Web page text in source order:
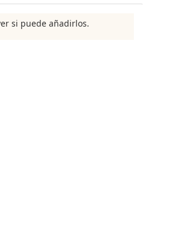
si puede añadirlos.